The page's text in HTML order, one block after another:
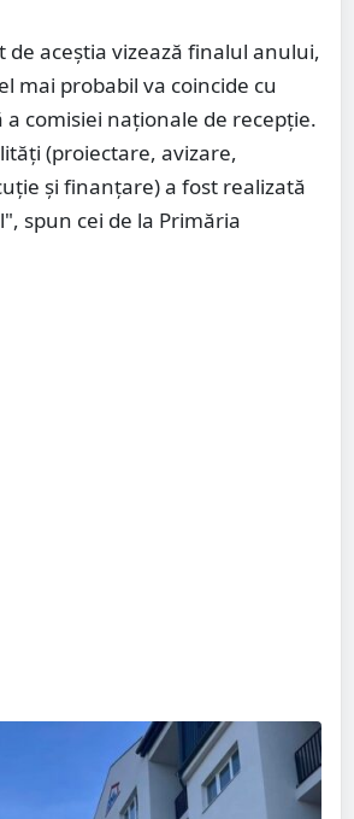
de aceștia vizează finalul anului,
mai probabil va coincide cu
comisiei naționale de recepție.
(proiectare, avizare,
și finanțare) a fost realizată
spun cei de la Primăria